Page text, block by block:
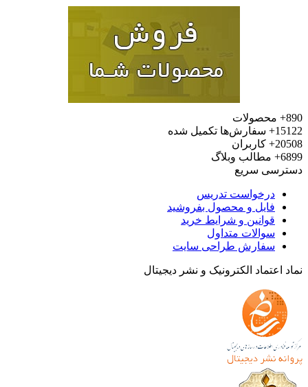
محصولات
سفارش‌ها تکمیل شده
کاربران
مطالب وبلاگ
سریع
درخواست تدریس
فایل و محصول بفروشید
قوانین و شرایط خرید
سوالات متداول
سفارش طراحی سایت
اعتماد الکترونیک و نشر دیجیتال